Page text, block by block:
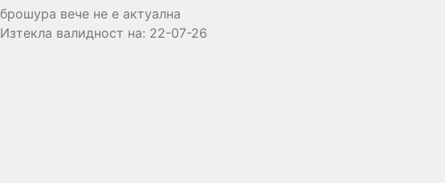
брошура вече не е актуална
Изтекла валидност на: 22-07-26